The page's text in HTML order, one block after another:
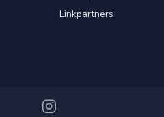
Linkpartners